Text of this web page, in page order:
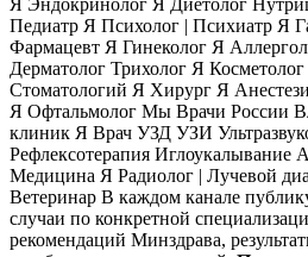
Педиатр Я Психолог | Психиатр Я
Фармацевт Я Гинеколог Я
Дерматолог Трихолог Я
Стоматологий Я Хирург Я
Я Офтальмолог Мы Врачи России
клиник Я Врач УЗД УЗИ
Рефлексотерапия Иглоукалывание
Медицина Я Радиолог | Лучевой
Ветеринар В каждом канале
случаи по конкретной
рекомендаций Минздрава,